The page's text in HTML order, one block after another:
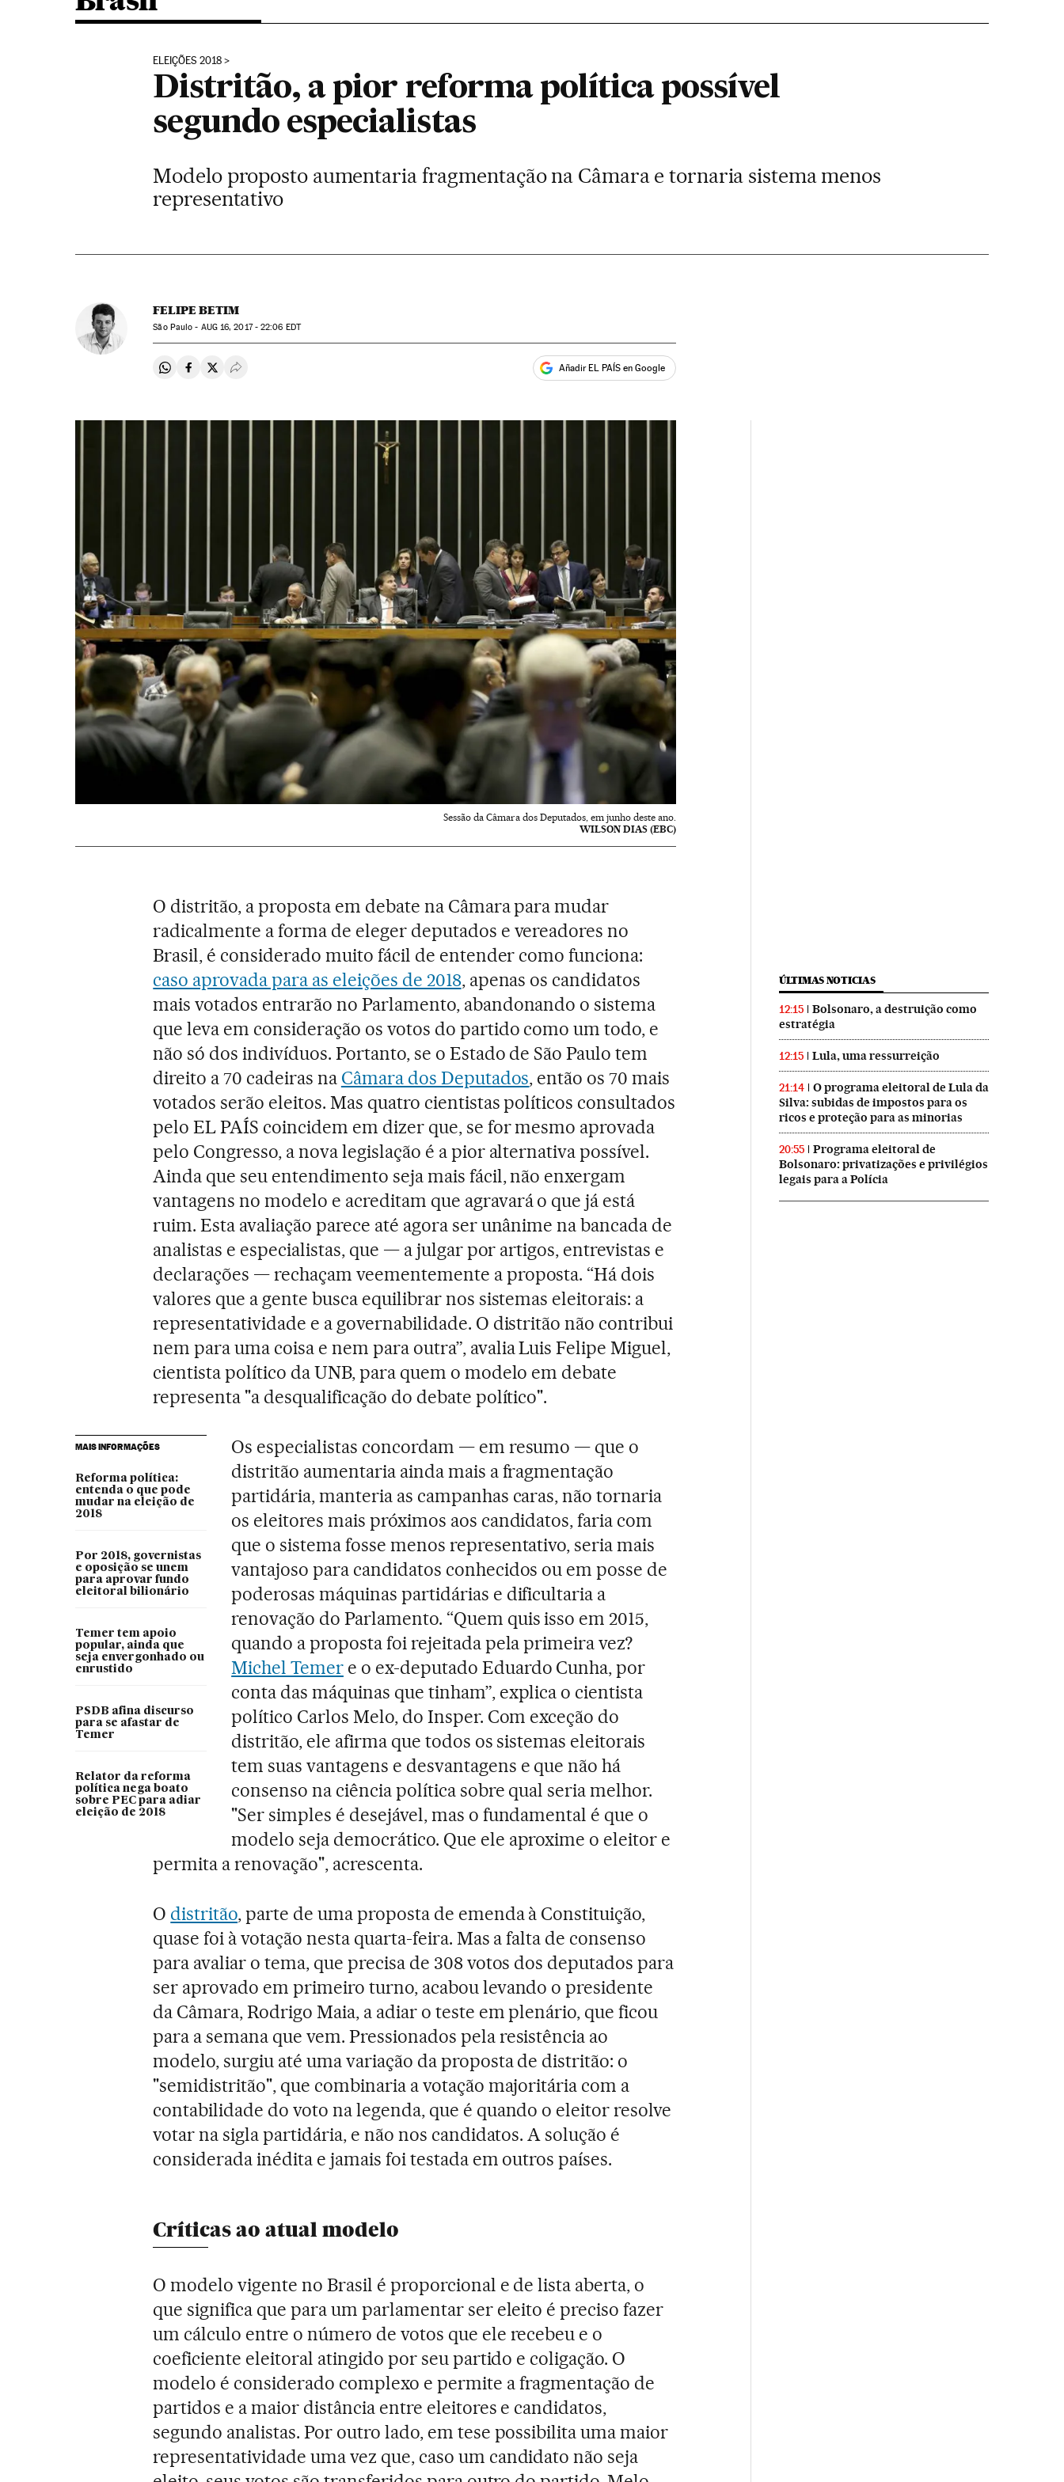
ELEIÇÕES 2018
Distritão, a pior reforma política possível
segundo especialistas
Modelo proposto aumentaria fragmentação na Câmara e tornaria sistema menos
representativo
FELIPE BETIM
São Paulo - AUG16, 2017 - 22:06 EDT
Compartir en Whatsapp
Compartir en Facebook
Compartir en Twitter
Desplegar Redes Sociales Añadir EL PAÍS en Google
Sessão da Câmara dos Deputados, em junho deste ano.
WILSON DIAS (EBC)
O distritão, a proposta em debate na Câmara para mudar
radicalmente a forma de eleger deputados e vereadores no
Brasil, é considerado muito fácil de entender como funciona:
caso aprovada para as eleições de 2018, apenas os candidatos
mais votados entrarão no Parlamento, abandonando o sistema
que leva em consideração os votos do partido como um todo, e
não só dos indivíduos. Portanto, se o Estado de São Paulo tem
direito a 70 cadeiras na Câmara dos Deputados, então os 70 mais
votados serão eleitos. Mas quatro cientistas políticos consultados
pelo EL PAÍS coincidem em dizer que, se for mesmo aprovada
pelo Congresso, a nova legislação é a pior alternativa possível.
Ainda que seu entendimento seja mais fácil, não enxergam
vantagens no modelo e acreditam que agravará o que já está
ruim. Esta avaliação parece até agora ser unânime na bancada de
analistas e especialistas, que — a julgar por artigos, entrevistas e
declarações — rechaçam veementemente a proposta. “Há dois
valores que a gente busca equilibrar nos sistemas eleitorais: a
representatividade e a governabilidade. O distritão não contribui
nem para uma coisa e nem para outra”, avalia Luis Felipe Miguel,
cientista político da UNB, para quem o modelo em debate
representa "a desqualificação do debate político".
MAIS INFORMAÇÕES
Reforma política:
entenda o que pode
mudar na eleição de
2018
Por 2018, governistas
e oposição se unem
para aprovar fundo
eleitoral bilionário
Temer tem apoio
popular, ainda que
seja envergonhado ou
enrustido
PSDB afina discurso
para se afastar de
Temer
Relator da reforma
política nega boato
sobre PEC para adiar
eleição de 2018
Os especialistas concordam — em resumo — que o
distritão aumentaria ainda mais a fragmentação
partidária, manteria as campanhas caras, não tornaria
os eleitores mais próximos aos candidatos, faria com
que o sistema fosse menos representativo, seria mais
vantajoso para candidatos conhecidos ou em posse de
poderosas máquinas partidárias e dificultaria a
renovação do Parlamento. “Quem quis isso em 2015,
quando a proposta foi rejeitada pela primeira vez?
Michel Temere o ex-deputado Eduardo Cunha, por
conta das máquinas que tinham”, explica o cientista
político Carlos Melo, do Insper. Com exceção do
distritão, ele afirma que todos os sistemas eleitorais
tem suas vantagens e desvantagens e que não há
consenso na ciência política sobre qual seria melhor.
"Ser simples é desejável, mas o fundamental é que o
modelo seja democrático. Que ele aproxime o eleitor e
permita a renovação", acrescenta.
O distritão, parte de uma proposta de emenda à Constituição,
quase foi à votação nesta quarta-feira. Mas a falta de consenso
para avaliar o tema, que precisa de 308 votos dos deputados para
ser aprovado em primeiro turno, acabou levando o presidente
da Câmara, Rodrigo Maia, a adiar o teste em plenário, que ficou
para a semana que vem. Pressionados pela resistência ao
modelo, surgiu até uma variação da proposta de distritão: o
"semidistritão", que combinaria a votação majoritária com a
contabilidade do voto na legenda, que é quando o eleitor resolve
votar na sigla partidária, e não nos candidatos. A solução é
considerada inédita e jamais foi testada em outros países.
Críticas ao atual modelo
O modelo vigente no Brasil é proporcional e de lista aberta, o
que significa que para um parlamentar ser eleito é preciso fazer
um cálculo entre o número de votos que ele recebeu e o
coeficiente eleitoral atingido por seu partido e coligação. O
modelo é considerado complexo e permite a fragmentação de
partidos e a maior distância entre eleitores e candidatos,
segundo analistas. Por outro lado, em tese possibilita uma maior
representatividade uma vez que, caso um candidato não seja
ÚLTIMAS NOTICIAS
12:15
Bolsonaro, a destruição como
estratégia
12:15 Lula, uma ressurreição
21:14
O programa eleitoral de Lula da
Silva: subidas de impostos para os
ricos e proteção para as minorias
20:55
Programa eleitoral de
Bolsonaro: privatizações e privilégios
legais para a Polícia